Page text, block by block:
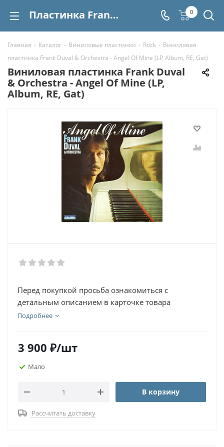
Пластинка Frank Duval & Orchestra - Angel Of Mine (LP, Album, RE, Gat) купить | Интернет-магазин СтереоВинил 0
Главная - Каталог - Виниловые пластинки - Rock - Виниловая
пластинка Frank Duval & Orchestra - Angel Of Mine (LP, Album, RE, Gat)
Виниловая пластинка Frank Duval
& Orchestra - Angel Of Mine (LP,
Album, RE, Gat)
Перед покупкой просьба ознакомиться с
детальным описанием в карточке товара
Подробнее
3 900 ₽/шт
Мало
В корзину
Рассчитать доставку